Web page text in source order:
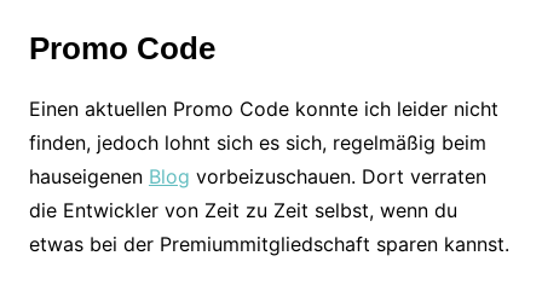
Promo Code
Einen aktuellen Promo Code konnte ich leider nicht
finden, jedoch lohnt sich es sich, regelmäßig beim
hauseigenen Blog vorbeizuschauen. Dort verraten
die Entwickler von Zeit zu Zeit selbst, wenn du
etwas bei der Premiummitgliedschaft sparen kannst.